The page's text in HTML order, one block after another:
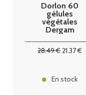
Dorlon 60
gélules
végétales
Dergam
28.49€21.37€
En stock